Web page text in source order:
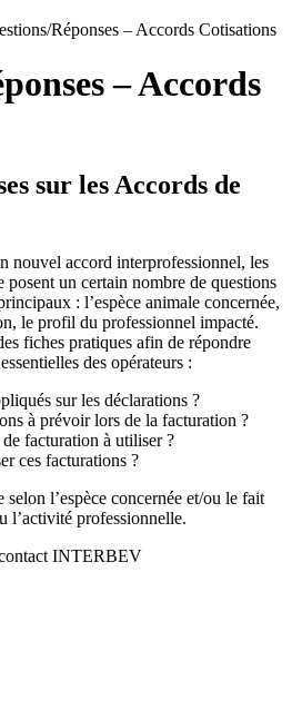
Réponses – Accords Cotisations
– Accords
sur les Accords de
nouvel accord interprofessionnel, les
posent un certain nombre de questions
: l’espèce animale concernée,
le profil du professionnel impacté.
fiches pratiques afin de répondre
des opérateurs :
sur les déclarations ?
à prévoir lors de la facturation ?
facturation à utiliser ?
ces facturations ?
selon l’espèce concernée et/ou le fait
l’activité professionnelle.
INTERBEV